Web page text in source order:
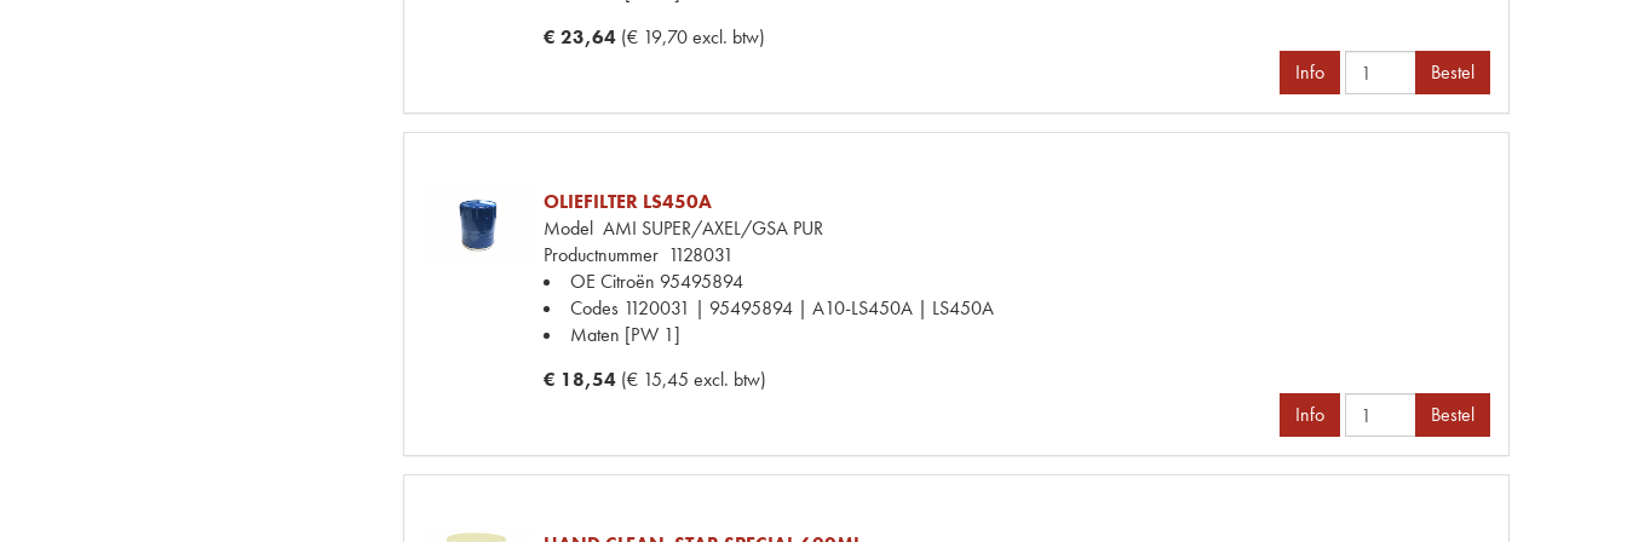
€ 23,64 (€ 19,70 excl. btw)
Info
Bestel
OLIEFILTER LS450A
Model AMI SUPER/AXEL/GSA PUR
Productnummer 1128031
OE Citroën 95495894
Codes 1120031 | 95495894 | A10-LS450A | LS450A
Maten [PW 1]
€ 18,54 (€ 15,45 excl. btw)
Info
Bestel